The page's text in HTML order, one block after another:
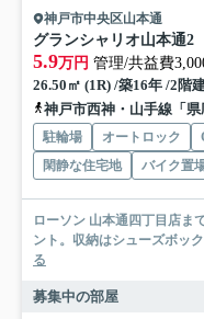
神戸市中央区山本通
グランシャリオ山本通2
5.9万円 管理/共益費
26.50㎡ (1R) /築16年 /2階
神戸市西神・山手線「
駐輪場 オートロック
閑静な住宅地
バイク置
ローソン 山本通四丁目店ま
ント。収納はシューズボッ
る
募集中の部屋